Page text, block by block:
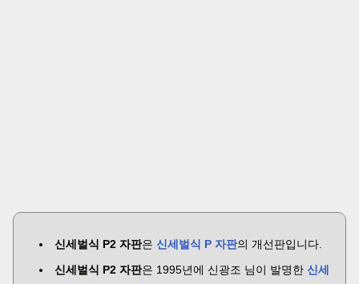
신세벌식 P2 자판은 신세벌식 P 자판의 개선판입니다.
신세벌식 P2 자판은 1995년에 신광조 님이 발명한 신세